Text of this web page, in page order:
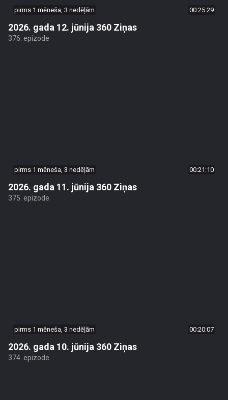
pirms 1 mēneša, 3 nedēļām 00:25:29
2026. gada 12. jūnija 360 Ziņas
376. epizode
pirms 1 mēneša, 3 nedēļām 00:21:10
2026. gada 11. jūnija 360 Ziņas
375. epizode
pirms 1 mēneša, 3 nedēļām 00:20:07
2026. gada 10. jūnija 360 Ziņas
374. epizode